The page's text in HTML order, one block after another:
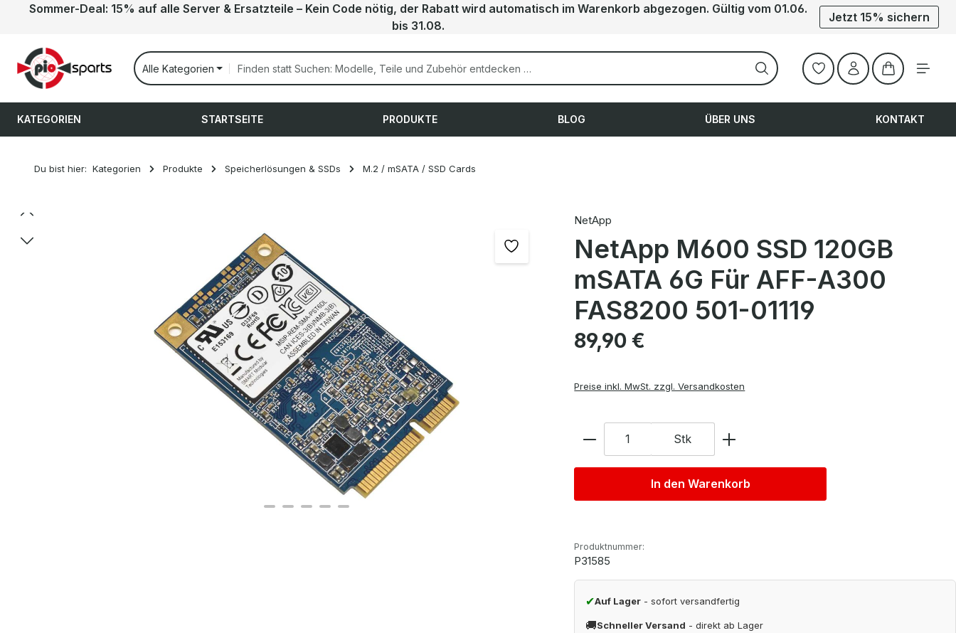
Hauptinhalt springen
Zur Suche springen
Zur Hauptnavigation springen
Sommer-Deal: 15% auf alle Server & Ersatzteile – Kein Code nötig, der Rabatt wird automatisch im Warenkorb abgezogen. Gültig vom 01.06.
bis 31.08.
Jetzt 15% sichern
Alle Kategorien
Warenkorb
KATEGORIEN STARTSEITE PRODUKTE BLOG ÜBER UNS KONTAKT
Du bist hier: Kategorien Produkte Speicherlösungen & SSDs M.2 / mSATA / SSD Cards
Bildergalerie überspringen NetApp
NetApp M600 SSD 120GB
mSATA 6G Für AFF-A300
FAS8200 501-01119
Regulärer Preis:
89,90 €
Preise inkl. MwSt. zzgl. Versandkosten
Anzahl Stk
In den Warenkorb
Produktnummer:
P31585
✔Auf Lager - sofort versandfertig
🚚Schneller Versand - direkt ab Lager